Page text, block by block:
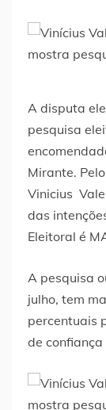
A disputa
pesquisa
Mirante.
Vinicius
das
Eleitoral é
A pesquisa
julho, tem
percentuais
de confiança